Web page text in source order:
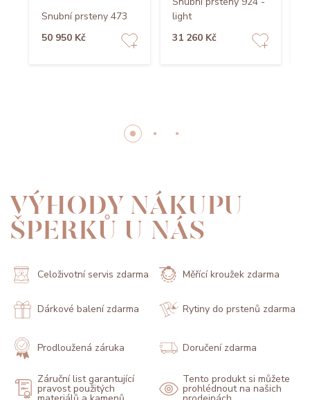
Snubní prsteny 473
50 950 Kč
light
31 260 Kč
VÝHODY NÁKUPU
ŠPERKŮ U NÁS
Celoživotní servis zdarma Měřící kroužek zdarma
Dárkové balení zdarma Rytiny do prstenů zdarma
Prodloužená záruka Doručení zdarma
Záruční list garantující
pravost použitých
Tento produkt si můžete
prohlédnout na našich